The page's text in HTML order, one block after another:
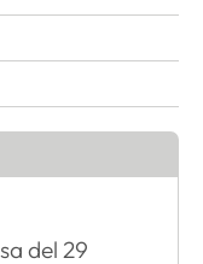
del 29